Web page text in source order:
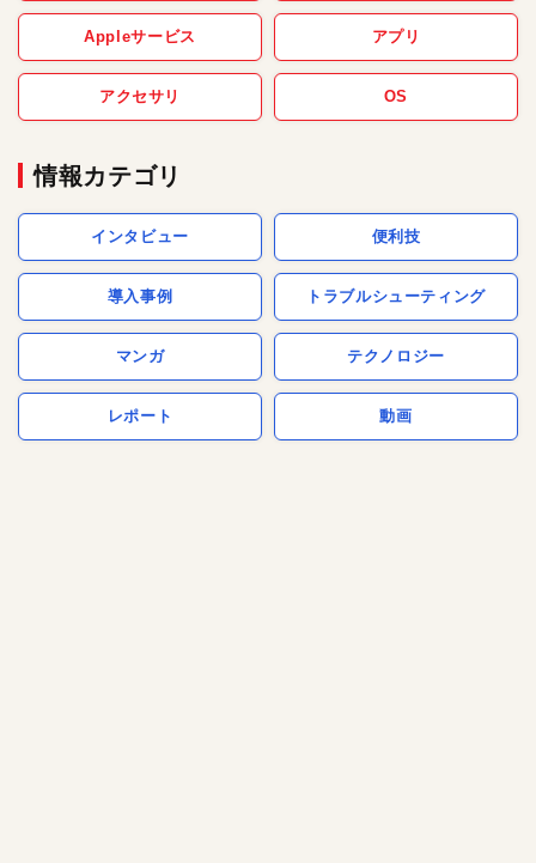
Appleサービス アプリ
アクセサリ OS
情報カテゴリ
インタビュー 便利技
導入事例 トラブルシューティング
マンガ テクノロジー
レポート 動画